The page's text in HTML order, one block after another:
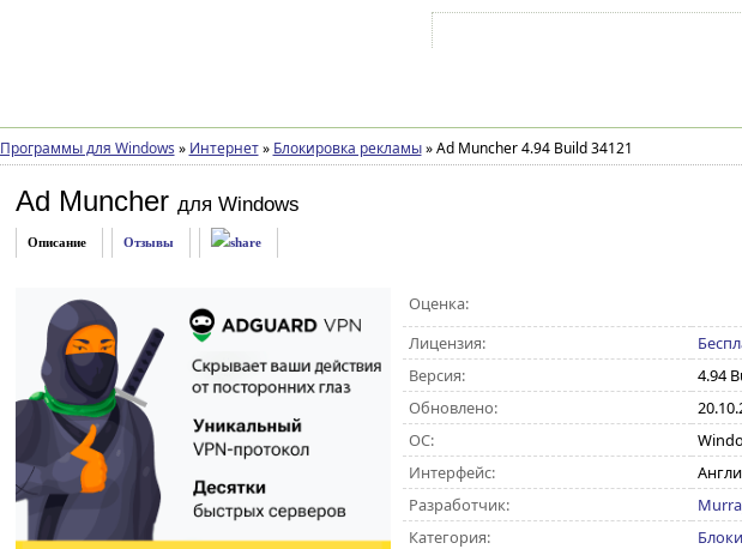
Программы для Windows » Интернет » Блокировка рекламы »Ad Muncher 4.94 Build 34121
Ad Muncher для Windows
Описание Отзывы
Оценка:
Лицензия:
Версия:
4.94
Обновлено:
ОС:
Интерфейс:
Разработчик:
Категория: